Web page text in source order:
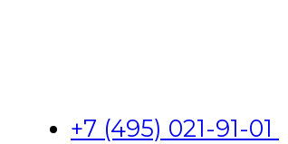
+7 (495) 021-91-01